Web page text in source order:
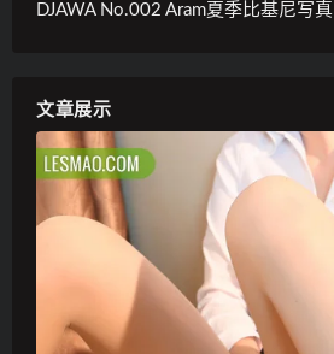
DJAWA No.002 Aram夏季比基尼写真
文章展示